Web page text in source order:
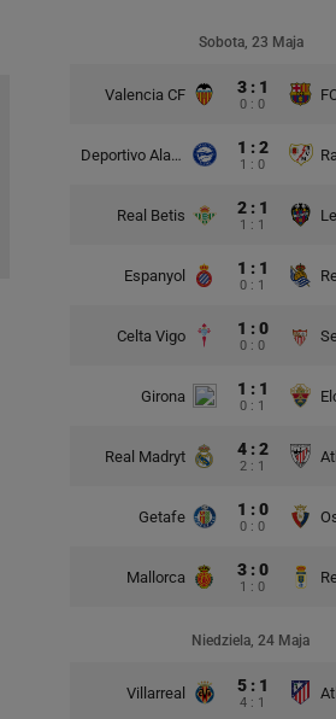
Sobota, 23 Maja
Valencia CF 3 : 1
0 : 0
Deportivo Alaves 1 : 2
1 : 0
Real Betis 2 : 1
1 : 1
Espanyol 1 : 1
0 : 1
Celta Vigo 1 : 0
0 : 0
Girona 1 : 1
0 : 1
Real Madryt 4 : 2
2 : 1
Getafe 1 : 0
0 : 0
Mallorca 3 : 0
1 : 0
Niedziela, 24 Maja
Villarreal 5 : 1
4 : 1